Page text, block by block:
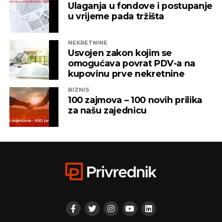
vlasništvu Alternativna televizija, “Una World” u
čijem je vlasništvu bila “Una TV”.
Iz “Infinity-ja” su tada saopštili da će bez posla ostati
oko 800 ljudi, a spas su potražili u registrovanju
novih kompanija i promjenama vlasničke strukture,
pretvarajućći dotatašnje rukovodioce u vlasnike.
„Invictus“ su prije mjesec dana osnovali menadžeri
„Prointera“ i „Siriusa”.
REKLAMA
Ulaganja u fondove i postupanje
u vrijeme pada tržišta
NEKRETNINE
Usvojen zakon kojim se
omogućava povrat PDV-a na
kupovinu prve nekretnine
BIZNIS
100 zajmova – 100 novih prilika
za našu zajednicu